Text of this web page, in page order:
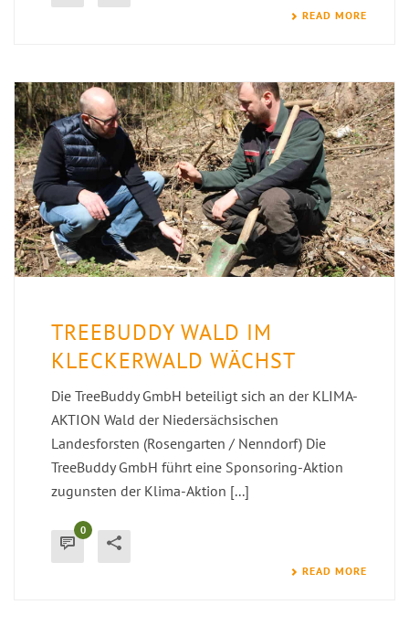
READ MORE
TREEBUDDY WALD IM
KLECKERWALD WÄCHST
Die TreeBuddy GmbH beteiligt sich an der KLIMA-
AKTION Wald der Niedersächsischen
Landesforsten (Rosengarten / Nenndorf) Die
TreeBuddy GmbH führt eine Sponsoring-Aktion
zugunsten der Klima-Aktion [...]
0
READ MORE